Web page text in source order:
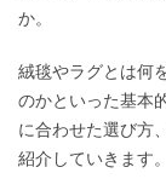
か。
絨毯やラグとは何
のかといった基本
に合わせた選び方
紹介していきます。